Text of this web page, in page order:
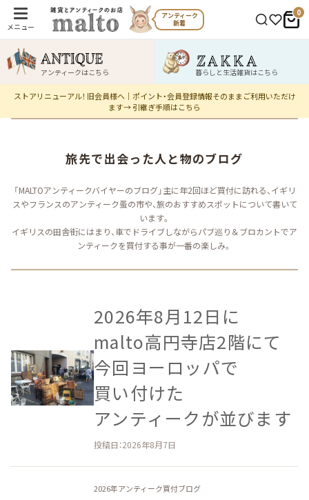
メニュー
アンティーク
新着
0
アンティークはこちら 暮らしと生活雑貨はこちら
ストアリニューアル！ 旧会員様へ｜ポイント・会員登録情報そのままご利用いただけ
ます→ 引継ぎ手順はこちら
旅先で​出会った​人と物の​ブログ
「MALTOアンティークバイヤーのブログ」主に年2回ほど買付に訪れる、イギリ
スやフランスのアンティーク蚤の市や、旅のおすすめスポットについて書いて
います。
イギリスの田舎街にはまり、車でドライブしながらパブ巡り＆ブロカントでア
ンティークを買付する事が一番の楽しみ。
2026年8月12日に​
malto高円寺店2階にて​
今回ヨーロッパで​
買い付けた​
アンティークが​並びます
投稿日：2026年8月7日
2026年アンティーク買付ブログ